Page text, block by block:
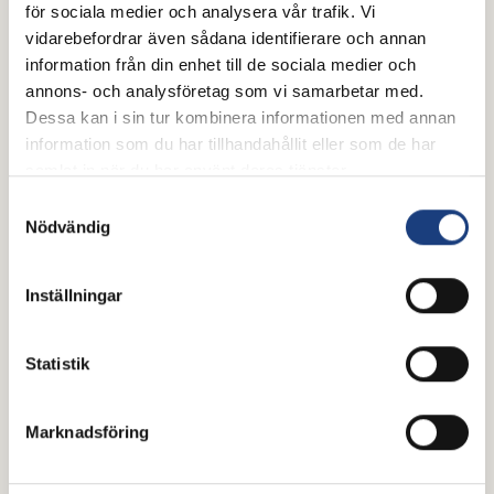
för sociala medier och analysera vår trafik. Vi
vidarebefordrar även sådana identifierare och annan
information från din enhet till de sociala medier och
annons- och analysföretag som vi samarbetar med.
Dessa kan i sin tur kombinera informationen med annan
information som du har tillhandahållit eller som de har
Nödvändig
Inställningar
Statistik
Marknadsföring
Brukshäst
25 juli 2026
perfekt sällskap i hängmattan i